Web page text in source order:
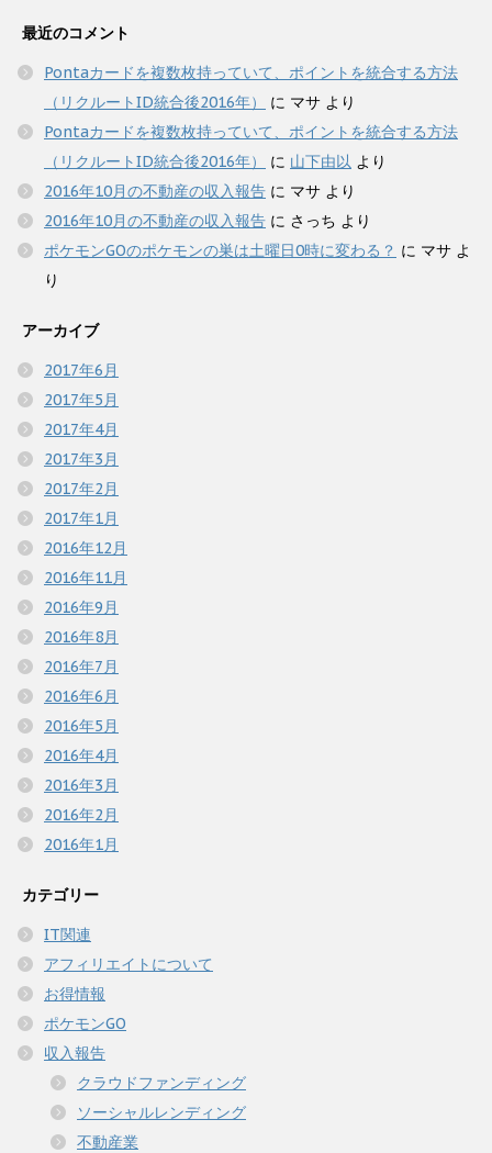
最近のコメント
Pontaカードを複数枚持っていて、ポイントを統合する方法
（リクルートID統合後2016年）
に マサ より
Pontaカードを複数枚持っていて、ポイントを統合する方法
（リクルートID統合後2016年）
に 山下由以 より
2016年10月の不動産の収入報告 に マサ より
2016年10月の不動産の収入報告 に さっち より
ポケモンGOのポケモンの巣は土曜日0時に変わる？ に マサ よ
り
アーカイブ
2017年6月
2017年5月
2017年4月
2017年3月
2017年2月
2017年1月
2016年12月
2016年11月
2016年9月
2016年8月
2016年7月
2016年6月
2016年5月
2016年4月
2016年3月
2016年2月
2016年1月
カテゴリー
IT関連
アフィリエイトについて
お得情報
ポケモンGO
収入報告
クラウドファンディング
ソーシャルレンディング
不動産業